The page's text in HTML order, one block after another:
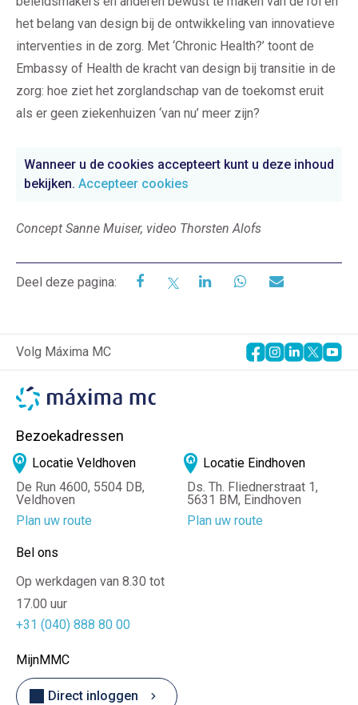
het belang van design bij de ontwikkeling van innovatieve
interventies in de zorg. Met ‘Chronic Health?’ toont de
Embassy of Health de kracht van design bij transitie in de
zorg: hoe ziet het zorglandschap van de toekomst eruit
als er geen ziekenhuizen ‘van nu’ meer zijn?
Wanneer u de cookies accepteert kunt u deze inhoud
bekijken. Accepteer cookies
Concept Sanne Muiser, video Thorsten Alofs
Deel deze pagina:
Bel ons
Op werkdagen van 8.30 tot
17.00 uur
+31 (040) 888 80 00
Bezoekadressen
Locatie Veldhoven
De Run 4600, 5504 DB,
Veldhoven
Plan uw route
Locatie Eindhoven
Ds. Th. Fliednerstraat 1,
5631 BM, Eindhoven
Plan uw route
Volg Máxima MC
MijnMMC
Direct inloggen